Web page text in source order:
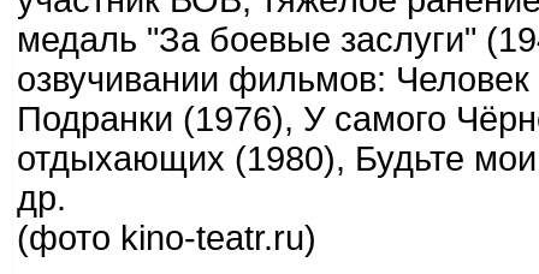
медаль "За боевые заслуги"
озвучивании фильмов:
Подранки (1976), У самого
отдыхающих (1980), Будьте
др.
(фото kino-teatr.ru)